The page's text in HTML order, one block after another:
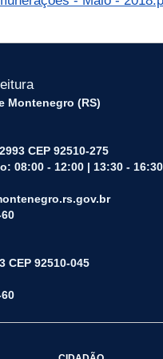
Montenegro (RS)
CEP 92510-275
08:00 - 12:00 | 13:30 - 16:30
CEP 92510-045